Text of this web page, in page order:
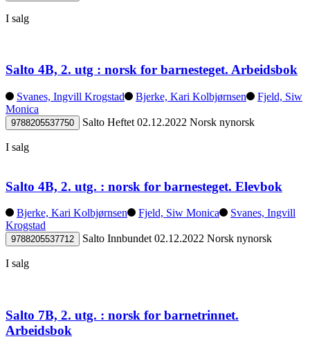
I salg
Salto 4B, 2. utg : norsk for barnesteget. Arbeidsbok
Svanes, Ingvill Krogstad Bjerke, Kari Kolbjørnsen
Fjeld, Siw
Monica
9788205537750 Salto Heftet 02.12.2022 Norsk nynorsk
I salg
Salto 4B, 2. utg. : norsk for barnesteget. Elevbok
Bjerke, Kari Kolbjørnsen Fjeld, Siw Monica
Svanes, Ingvill
Krogstad
9788205537712 Salto Innbundet 02.12.2022 Norsk nynorsk
I salg
Salto 7B, 2. utg. : norsk for barnetrinnet.
Arbeidsbok